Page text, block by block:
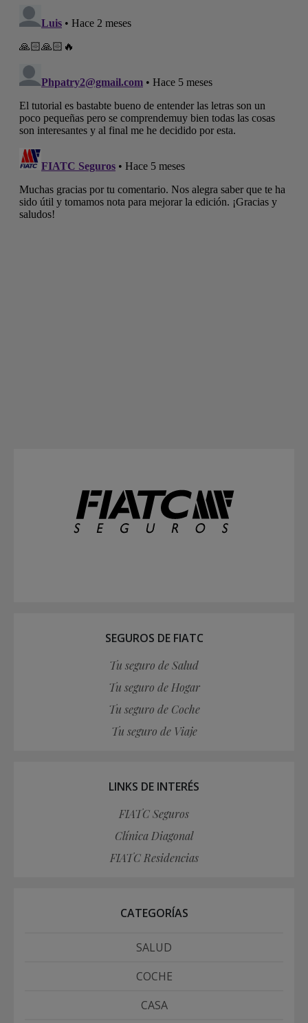
SEGUROS DE FIATC
Tu seguro de Salud
Tu seguro de Hogar
Tu seguro de Coche
Tu seguro de Viaje
LINKS DE INTERÉS
FIATC Seguros
Clínica Diagonal
FIATC Residencias
CATEGORÍAS
SALUD
COCHE
CASA